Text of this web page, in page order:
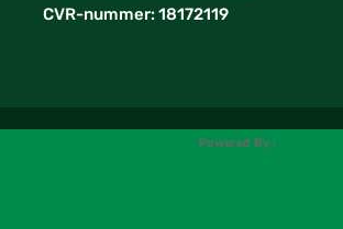
CVR-nummer: 18172119
Powered By :